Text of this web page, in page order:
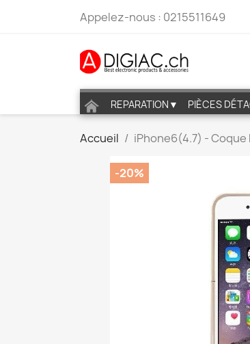
Appelez-nous : 0215511649
REPARATION▼ PIÈCES
Accueil iPhone6(4.7) -
-20%